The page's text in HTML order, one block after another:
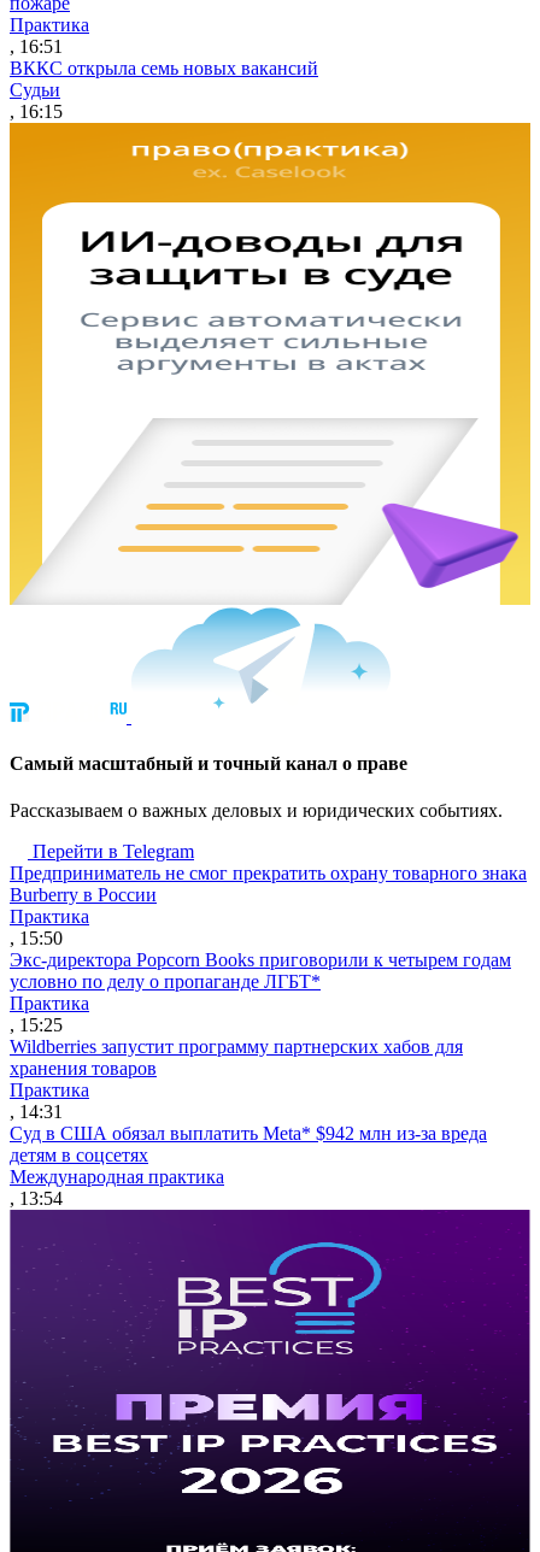
Практика
, 16:51
ВККС открыла семь новых вакансий
Судьи
, 16:15
Cамый масштабный и точный канал о праве
Рассказываем о важных деловых и юридических событиях.
Перейти в Telegram
Предприниматель не смог прекратить охрану товарного знака
Burberry в России
Практика
, 15:50
Экс-директора Popcorn Books приговорили к четырем годам
условно по делу о пропаганде ЛГБТ*
Практика
, 15:25
Wildberries запустит программу партнерских хабов для
хранения товаров
Практика
, 14:31
Суд в США обязал выплатить Meta* $942 млн из-за вреда
детям в соцсетях
Международная практика
, 13:54